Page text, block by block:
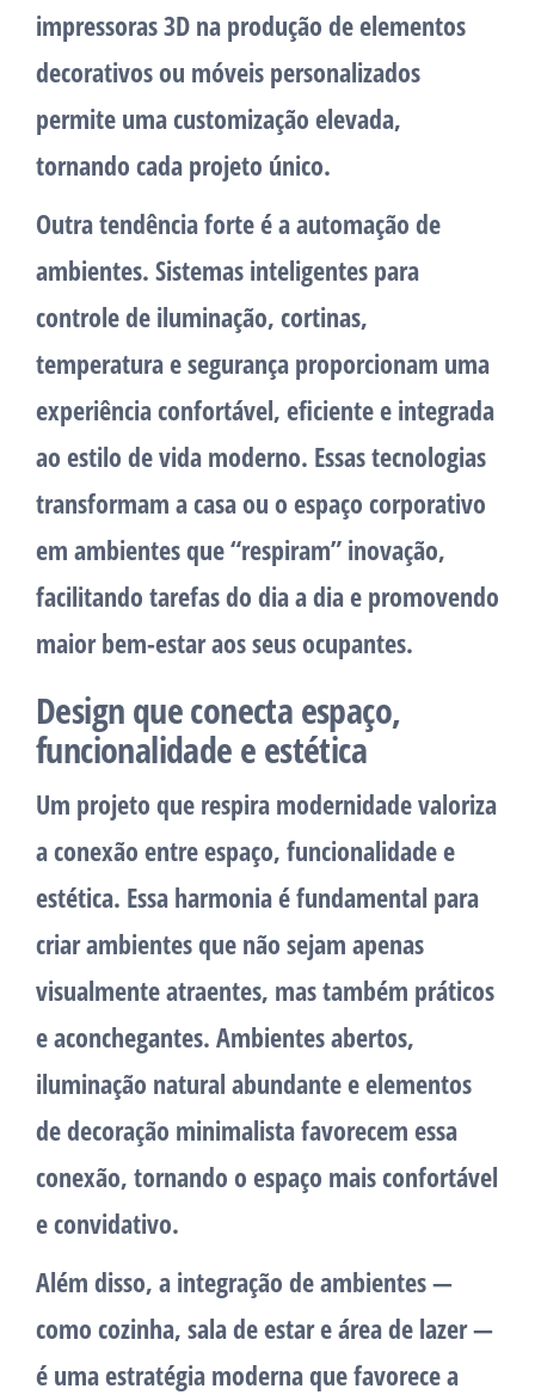
impressoras 3D na produção de elementos
decorativos ou móveis personalizados
permite uma customização elevada,
tornando cada projeto único.
Outra tendência forte é a automação de
ambientes. Sistemas inteligentes para
controle de iluminação, cortinas,
temperatura e segurança proporcionam uma
experiência confortável, eficiente e integrada
ao estilo de vida moderno. Essas tecnologias
transformam a casa ou o espaço corporativo
em ambientes que “respiram” inovação,
facilitando tarefas do dia a dia e promovendo
maior bem-estar aos seus ocupantes.
Design que conecta espaço,
funcionalidade e estética
Um projeto que respira modernidade valoriza
a conexão entre espaço, funcionalidade e
estética. Essa harmonia é fundamental para
criar ambientes que não sejam apenas
visualmente atraentes, mas também práticos
e aconchegantes. Ambientes abertos,
iluminação natural abundante e elementos
de decoração minimalista favorecem essa
conexão, tornando o espaço mais confortável
e convidativo.
Além disso, a integração de ambientes —
como cozinha, sala de estar e área de lazer —
é uma estratégia moderna que favorece a